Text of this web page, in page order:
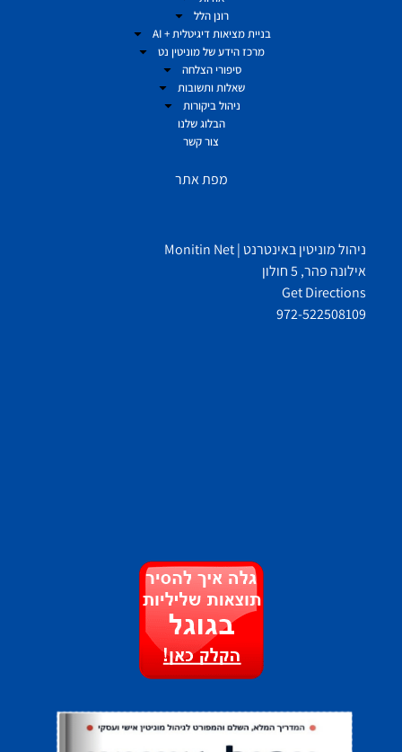
רונן הלל
בניית מציאות דיגיטלית + AI
מרכז הידע של מוניטין נט
סיפורי הצלחה
שאלות ותשובות
ניהול ביקורות
הבלוג שלנו
צור קשר
מפת אתר
ניהול מוניטין באינטרנט | Monitin Net
אילונה פהר, 5 חולון
Get Directions
972-522508109